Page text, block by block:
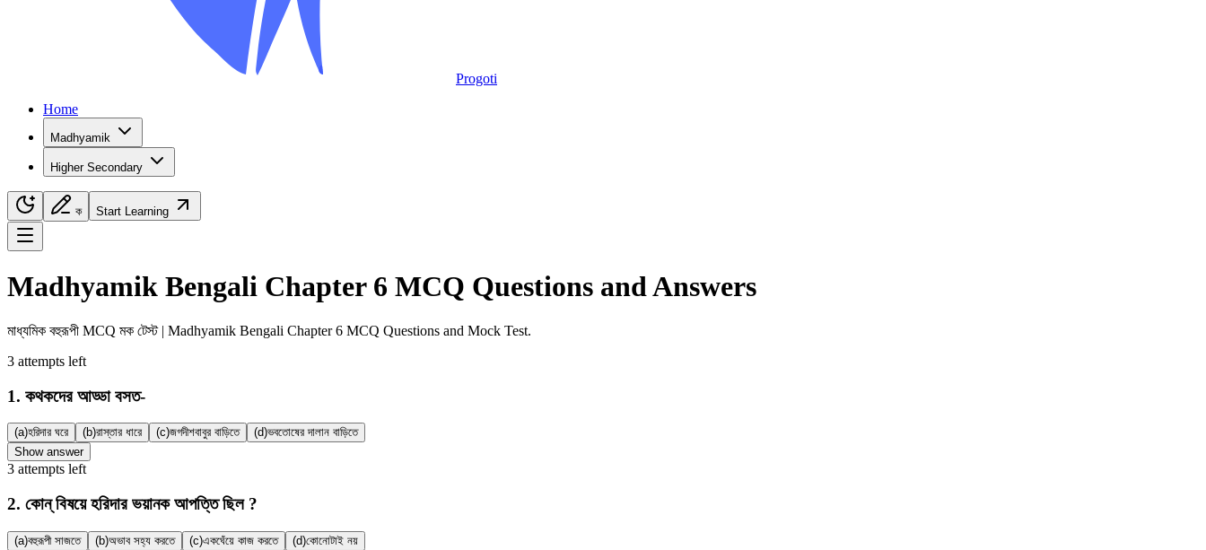
Progoti
Home
Madhyamik
Higher Secondary
ক Start Learning
Navigation Menu
Madhyamik Bengali Chapter 6 MCQ Questions and Answers
মাধ্যমিক বহুরূপী MCQ মক টেস্ট | Madhyamik Bengali Chapter6 MCQ Questions and Mock Test.
3 attempts left
1. কথকদের আড্ডা বসত-
(a)হরিদার ঘরে (b)রাস্তার ধারে (c)জগদীশবাবুর বাড়িতে (d)ভবতোষের দালান বাড়িতে
Show answer
3 attempts left
2. কোন্ বিষয়ে হরিদার ভয়ানক আপত্তি ছিল ?
(a)বহুরূপী সাজতে (b)অভাব সহ্য করতে (c)একঘেঁয়ে কাজ করতে (d)কোনোটাই নয়